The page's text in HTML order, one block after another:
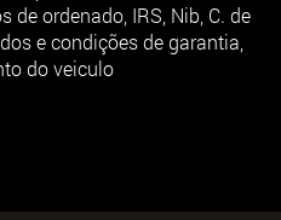
de ordenado, IRS, Nib, C. de
e condições de garantia,
do veiculo